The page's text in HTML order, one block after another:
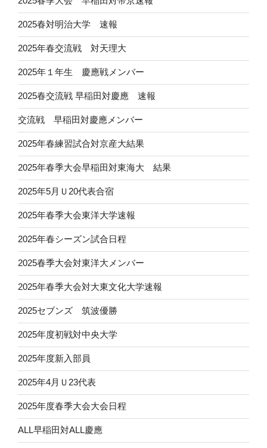
2025春対明治大学 速報
2025年春交流戦 対天理大
2025年１年生 慶應戦メンバー
2025春交流戦 早稲田対慶應 速報
交流戦 早稲田対慶應メンバー
2025年春練習試合対京産大結果
2025年春季大会早稲田対東海大 結果
2025年5月Ｕ20代表合宿
2025年春季大会東洋大学速報
2025年春シーズン試合日程
2025春季大会対東洋大メンバー
2025年春季大会対大東文化大学速報
2025セブンズ 筑波優勝
2025年度初戦対中央大学
2025年度新入部員
2025年4月Ｕ23代表
2025年度春季大会大会日程
ALL早稲田対ALL慶應